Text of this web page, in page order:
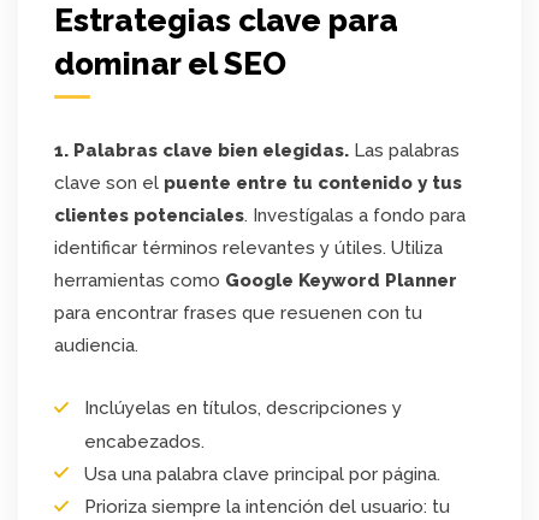
Estrategias clave para
dominar el SEO
1. Palabras clave bien elegidas. Las palabras
clave son el puente entre tu contenido y tus
clientes potenciales. Investígalas a fondo para
identificar términos relevantes y útiles. Utiliza
herramientas como Google Keyword Planner
para encontrar frases que resuenen con tu
audiencia.
Inclúyelas en títulos, descripciones y
encabezados.
Usa una palabra clave principal por página.
Prioriza siempre la intención del usuario: tu